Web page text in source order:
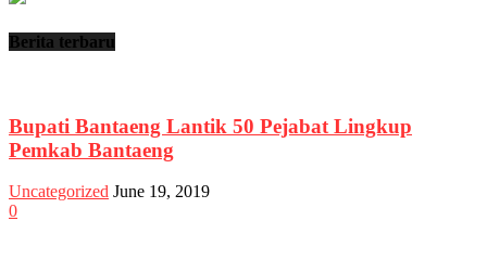
Berita terbaru
Bupati Bantaeng Lantik 50 Pejabat Lingkup
Pemkab Bantaeng
Uncategorized June 19, 2019
0